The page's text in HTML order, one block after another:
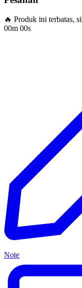
🔥 Produk ini terbatas,
00m 00s
Note